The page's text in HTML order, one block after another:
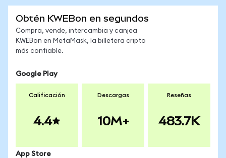
Obtén KWEBon en segundos
Compra, vende, intercambia y canjea
KWEBon en MetaMask, la billetera cripto
más confiable.
Google Play
Calificación
4.4
Descargas
10M+
Reseñas
483.7K
App Store